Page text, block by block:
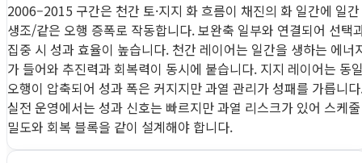
2006–2015 구간은 천간 토·지지 화 흐름이 채진의 화 일간에 일간
생조/같은 오행 증폭로 작동합니다. 보완축 일부와 연결되어 선택
집중 시 성과 효율이 높습니다. 천간 레이어는 일간을 생하는 에너
가 들어와 추진력과 회복력이 동시에 붙습니다. 지지 레이어는 동
오행이 압축되어 성과 폭은 커지지만 과열 관리가 성패를 가릅니
실전 운영에서는 성과 신호는 빠르지만 과열 리스크가 있어 스케줄
밀도와 회복 블록을 같이 설계해야 합니다.